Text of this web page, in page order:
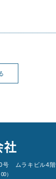
号 ムラキビル4階
）